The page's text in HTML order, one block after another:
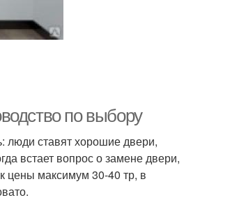
по выбору
люди ставят хорошие двери,
встает вопрос о замене двери,
цены максимум 30-40 тр, в